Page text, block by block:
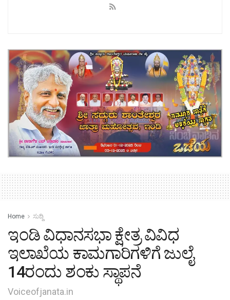
Home ಸುದ್ದಿ
ಇಂಡಿ ವಿಧಾನಸಭಾ ಕ್ಷೇತ್ರ ವಿವಿಧ
ಇಲಾಖೆಯ ಕಾಮಗಾರಿಗಳಿಗೆ ಜುಲೈ
14ರಂದು ಶಂಕು ಸ್ಥಾಪನೆ
Voiceofjanata.in